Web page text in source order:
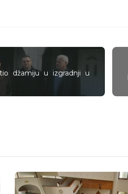
džamiju u izgradnji u